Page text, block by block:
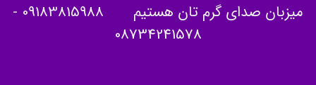
میزبان صدای گرم تان هستیم 09183815988
-
08734241578